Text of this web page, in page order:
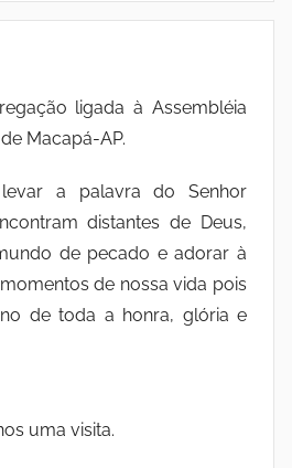
ligada à Assembléia
Macapá-AP.
a palavra do Senhor
distantes de Deus,
de pecado e adorar à
de nossa vida pois
de toda a honra, glória e
uma visita.